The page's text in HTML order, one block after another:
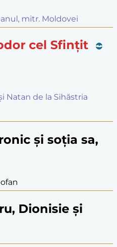
mitr. Moldovei
cel Sfințit
Natan de la Sihăstria
și soția sa,
Dionisie și